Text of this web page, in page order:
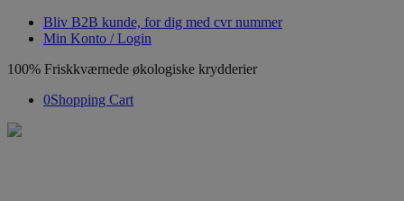
Bliv B2B kunde, for dig med cvr nummer
Min Konto / Login
100% Friskkværnede økologiske krydderier
0Shopping Cart